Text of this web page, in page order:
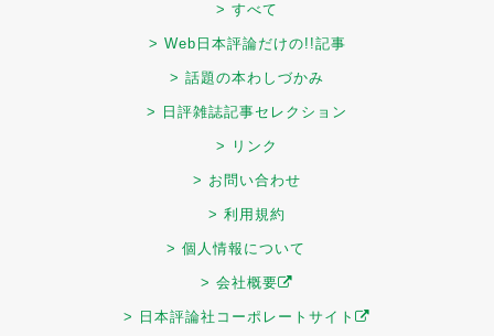
> すべて
> Web日本評論だけの!!記事
> 話題の本わしづかみ
> 日評雑誌記事セレクション
> リンク
> お問い合わせ
> 利用規約
> 個人情報について
> 会社概要
> 日本評論社コーポレートサイト